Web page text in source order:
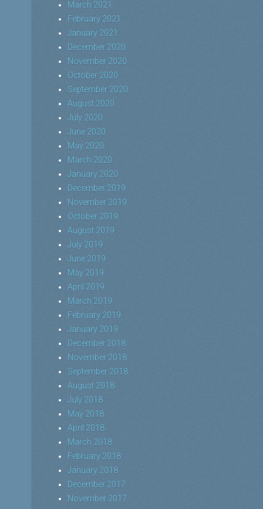
March 2021
February 2021
January 2021
December 2020
November 2020
October 2020
September 2020
August 2020
July 2020
June 2020
May 2020
March 2020
January 2020
December 2019
November 2019
October 2019
August 2019
July 2019
June 2019
May 2019
April 2019
March 2019
February 2019
January 2019
December 2018
November 2018
September 2018
August 2018
July 2018
May 2018
April 2018
March 2018
February 2018
January 2018
December 2017
November 2017